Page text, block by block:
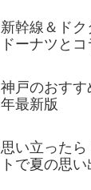
新幹線＆ド
ドーナツと
神戸のおす
年最新版
思い立った
トで夏の思